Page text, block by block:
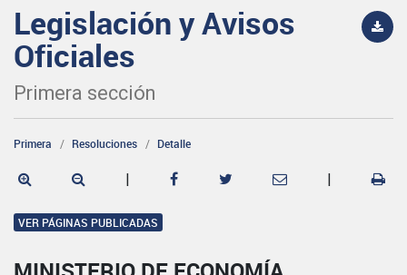
Legislación y Avisos
Oficiales
Primera sección
Primera Resoluciones Detalle
| |
VER PÁGINAS PUBLICADAS